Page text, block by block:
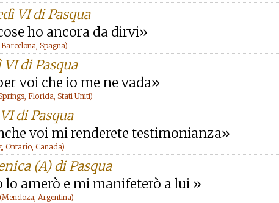
VI di Pasqua
ho ancora da dirvi»
Spagna)
di Pasqua
voi che io me ne vada»
Florida, Stati Uniti)
di Pasqua
voi mi renderete testimonianza»
Ontario, Canada)
(A) di Pasqua
lo amerò e mi manifeterò a lui »
Argentina)